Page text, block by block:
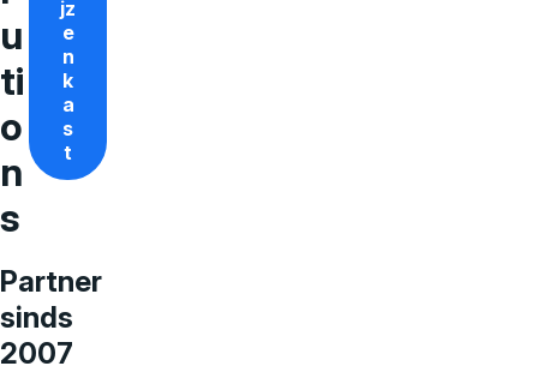
u
ti
o
n
s
Partner
sinds
2007
jz
e
n
k
a
s
t